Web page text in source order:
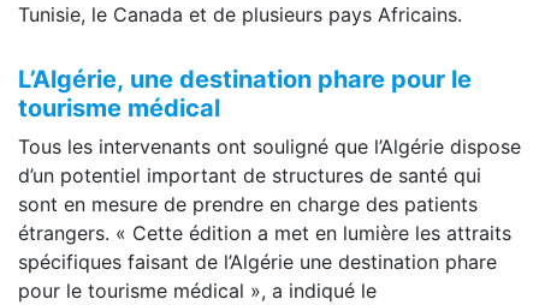
Tunisie, le Canada et de plusieurs pays Africains.
L’Algérie, une destination phare pour le
tourisme médical
Tous les intervenants ont souligné que l’Algérie dispose
d’un potentiel important de structures de santé qui
sont en mesure de prendre en charge des patients
étrangers. « Cette édition a met en lumière les attraits
spécifiques faisant de l’Algérie une destination phare
pour le tourisme médical », a indiqué le